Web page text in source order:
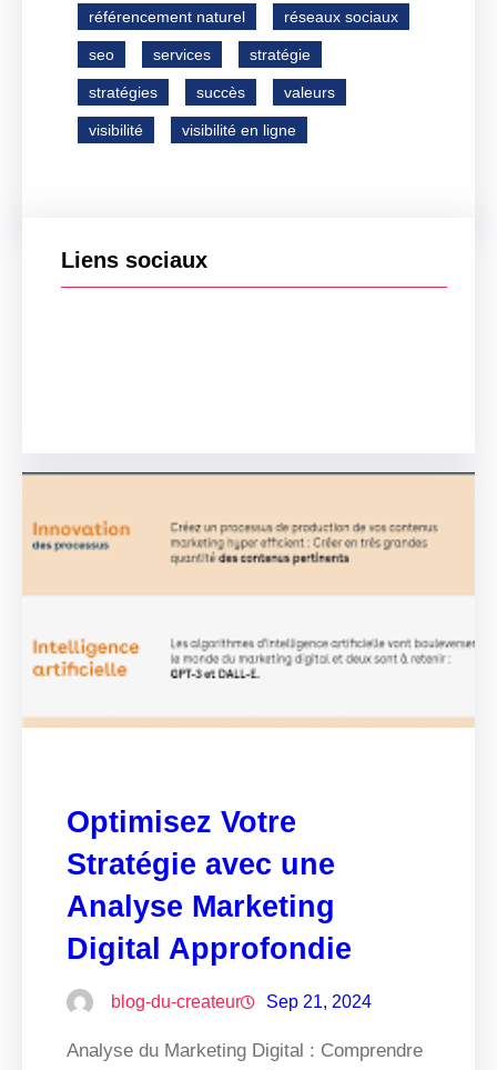
référencement naturel réseaux sociaux
seo services stratégie
stratégies succès valeurs
visibilité visibilité en ligne
Liens sociaux
Optimisez Votre
Stratégie avec une
Analyse Marketing
Digital Approfondie
blog-du-createur Sep 21, 2024
Analyse du Marketing Digital : Comprendre